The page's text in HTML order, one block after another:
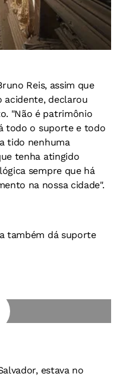
Reis, assim que
declarou
"Não é patrimônio
todo o suporte e todo
tido nenhuma
tenha atingido
sempre que há
na nossa cidade".
também dá suporte
estava no